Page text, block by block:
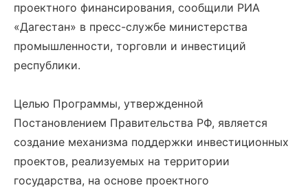
проектного финансирования, сообщили РИА
«Дагестан» в пресс-службе министерства
промышленности, торговли и инвестиций
республики.
Целью Программы, утвержденной
Постановлением Правительства РФ, является
создание механизма поддержки инвестиционных
проектов, реализуемых на территории
государства, на основе проектного